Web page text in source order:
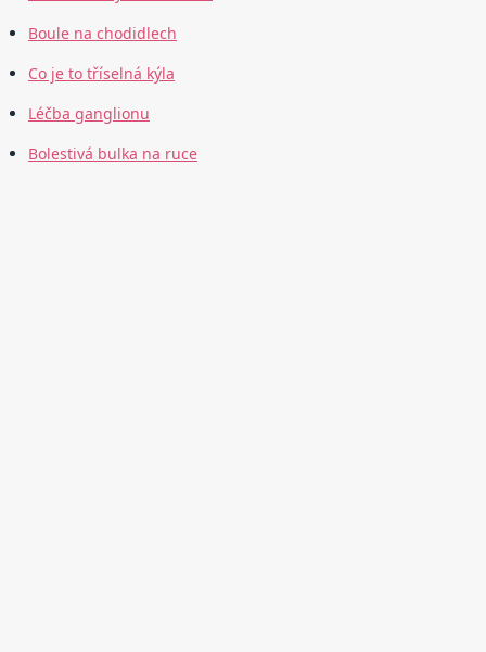
Boule na chodidlech
Co je to tříselná kýla
Léčba ganglionu
Bolestivá bulka na ruce